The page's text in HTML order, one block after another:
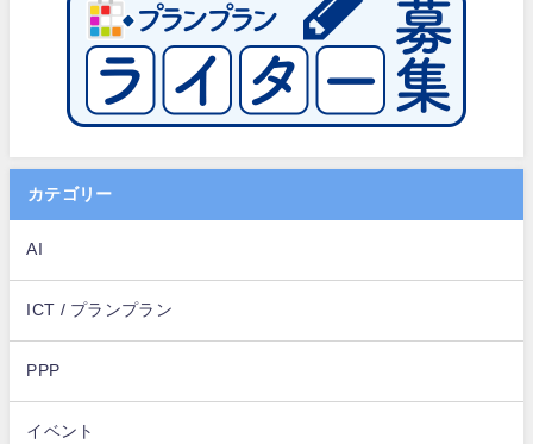
カテゴリー
AI
ICT / プランプラン
PPP
イベント